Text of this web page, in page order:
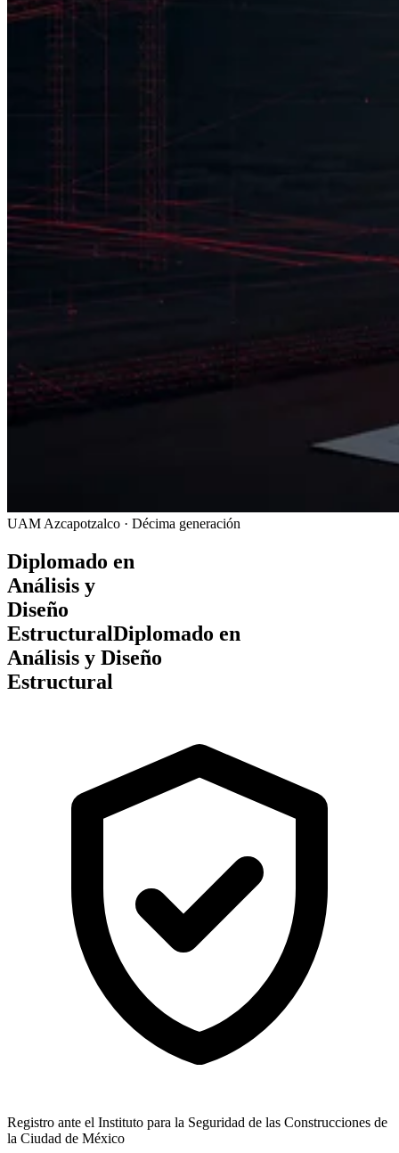
UAM Azcapotzalco · Décima generación
Diplomado en
Análisis y
Diseño
EstructuralDiplomado en
Análisis y Diseño
Estructural
Registro ante el Instituto para la Seguridad de las Construcciones de
la Ciudad de México